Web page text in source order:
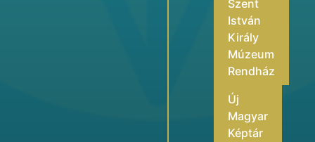
Szent
István
Király
Múzeum
Rendház
Új
Magyar
Képtár